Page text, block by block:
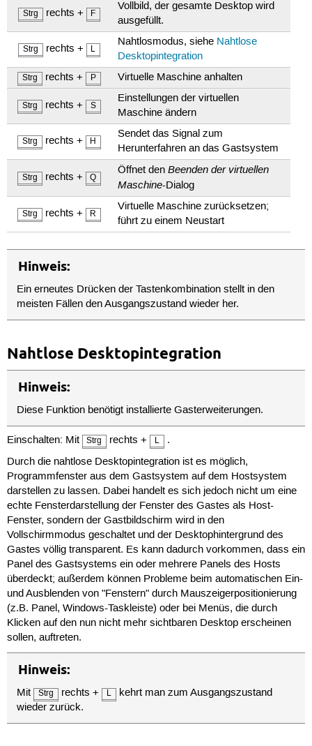
Strg rechts + F
Vollbild, der gesamte Desktop wird
ausgefüllt.
Strg rechts + L
Nahtlosmodus, siehe Nahtlose
Desktopintegration
Strg rechts + P Virtuelle Maschine anhalten
Strg rechts + S
Einstellungen der virtuellen
Maschine ändern
Strg rechts + H
Sendet das Signal zum
Herunterfahren an das Gastsystem
Strg rechts + Q
Öffnet denBeenden der virtuellen
Maschine-Dialog
Strg rechts + R
Virtuelle Maschine zurücksetzen;
führt zu einem Neustart
Hinweis:
Ein erneutes Drücken der Tastenkombination stellt in den
meisten Fällen den Ausgangszustand wieder her.
Nahtlose Desktopintegration
Hinweis:
Diese Funktion benötigt installierte Gasterweiterungen.
Einschalten: Mit Strg rechts + L
.
Durch die nahtlose Desktopintegration ist es möglich,
Programmfenster aus dem Gastsystem auf dem Hostsystem
darstellen zu lassen. Dabei handelt es sich jedoch nicht um eine
echte Fensterdarstellung der Fenster des Gastes als Host-
Fenster, sondern der Gastbildschirm wird in den
Vollschirmmodus geschaltet und der Desktophintergrund des
Gastes völlig transparent. Es kann dadurch vorkommen, dass ein
Panel des Gastsystems ein oder mehrere Panels des Hosts
überdeckt; außerdem können Probleme beim automatischen Ein-
und Ausblenden von "Fenstern" durch Mauszeigerpositionierung
(z.B. Panel, Windows-Taskleiste) oder bei Menüs, die durch
Klicken auf den nun nicht mehr sichtbaren Desktop erscheinen
sollen, auftreten.
Hinweis:
Mit Strg rechts + L
kehrt man zum Ausgangszustand
wieder zurück.